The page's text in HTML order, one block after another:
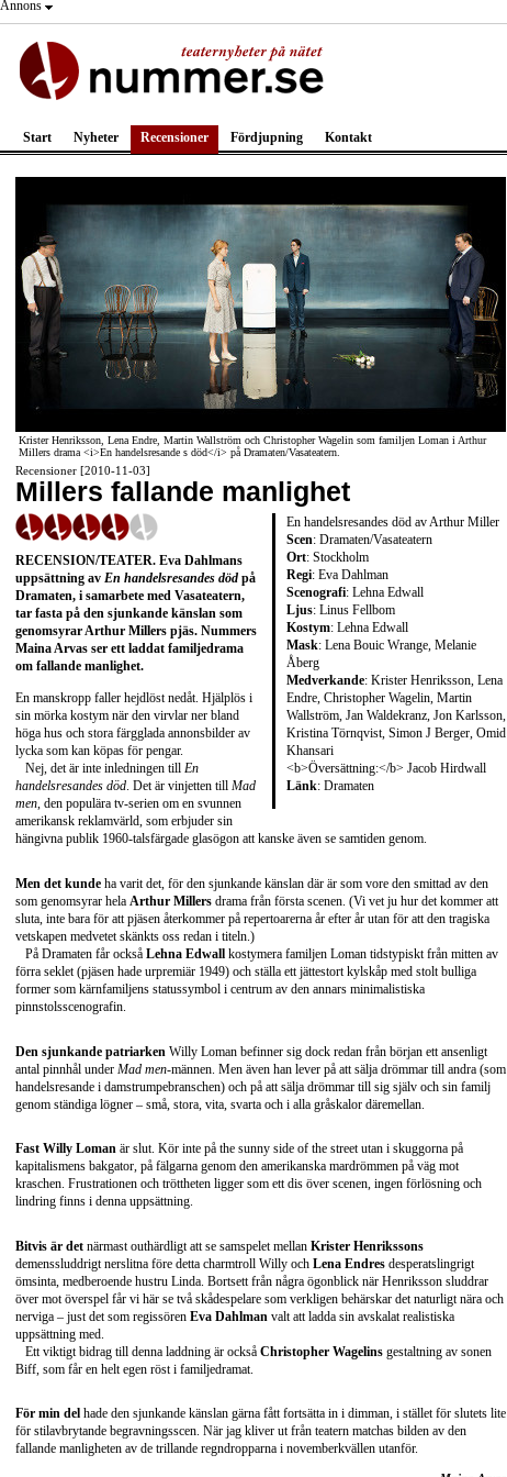
Annons
Start Nyheter Recensioner Fördjupning Kontakt
Krister Henriksson, Lena Endre, Martin Wallström och Christopher Wagelin som familjen Loman i Arthur
Millers drama <i>En handelsresande s död</i> på Dramaten/Vasateatern.
Recensioner [2010-11-03]
Millers fallande manlighet
En handelsresandes död av Arthur Miller
Scen: Dramaten/Vasateatern
Ort: Stockholm
Regi: Eva Dahlman
Scenografi: Lehna Edwall
Ljus: Linus Fellbom
Kostym: Lehna Edwall
Mask: Lena Bouic Wrange, Melanie
Åberg
Medverkande: Krister Henriksson, Lena
Endre, Christopher Wagelin, Martin
Wallström, Jan Waldekranz, Jon Karlsson,
Kristina Törnqvist, Simon J Berger, Omid
Khansari
<b>Översättning:</b> Jacob Hirdwall
Länk: Dramaten
RECENSION/TEATER. Eva Dahlmans
uppsättning av En handelsresandes död på
Dramaten, i samarbete med Vasateatern,
tar fasta på den sjunkande känslan som
genomsyrarArthur Millers pjäs. Nummers
Maina Arvas ser ett laddat familjedrama
om fallande manlighet.
En manskropp faller hejdlöst nedåt. Hjälplös i
sin mörka kostym när den virvlar ner bland
höga hus och stora färgglada annonsbilder av
lycka som kan köpas för pengar.
Nej, det är inte inledningen till En
handelsresandes död. Det är vinjetten till Mad
men, den populära tv-serien om en svunnen
amerikansk reklamvärld, som erbjuder sin
hängivna publik 1960-talsfärgade glasögon att kanske även se samtiden genom.
Men det kunde ha varit det, för den sjunkande känslan där är som vore den smittad av den
som genomsyrar hela Arthur Millers drama från första scenen. (Vi vet ju hur det kommer att
sluta, inte bara för att pjäsen återkommer på repertoarerna år efter år utan för att den tragiska
vetskapen medvetet skänkts oss redan i titeln.)
På Dramaten får också Lehna Edwall kostymera familjen Loman tidstypiskt från mitten av
förra seklet (pjäsen hade urpremiär 1949) och ställa ett jättestort kylskåp med stolt bulliga
former som kärnfamiljens statussymbol i centrum av den annars minimalistiska
pinnstolsscenografin.
Den sjunkande patriarken Willy Loman befinner sig dock redan från början ett ansenligt
antal pinnhål under Mad men-männen. Men även han lever på att sälja drömmar till andra (som
handelsresande i damstrumpebranschen) och på att sälja drömmar till sig själv och sin familj
genom ständiga lögner – små, stora, vita, svarta och i alla gråskalor däremellan.
Fast Willy Loman är slut. Kör inte på the sunny side of the street utan i skuggorna på
kapitalismens bakgator, på fälgarna genom den amerikanska mardrömmen på väg mot
kraschen. Frustrationen och tröttheten ligger som ett dis över scenen, ingen förlösning och
lindring finns i denna uppsättning.
Bitvis är det närmast outhärdligt att se samspelet mellan Krister Henrikssons
demenssluddrigt nerslitna före detta charmtroll Willy och Lena Endres desperatslingrigt
ömsinta, medberoende hustru Linda. Bortsett från några ögonblick när Henriksson sluddrar
över mot överspel får vi här se två skådespelare som verkligen behärskar det naturligt nära och
nerviga – just det som regissören Eva Dahlman valt att ladda sin avskalat realistiska
uppsättning med.
Ett viktigt bidrag till denna laddning är också Christopher Wagelins gestaltning av sonen
Biff, som får en helt egen röst i familjedramat.
För min del hade den sjunkande känslan gärna fått fortsätta in i dimman, i stället för slutets lite
för stilavbrytande begravningsscen. När jag kliver ut från teatern matchas bilden av den
fallande manligheten av de trillande regndropparna i novemberkvällen utanför.